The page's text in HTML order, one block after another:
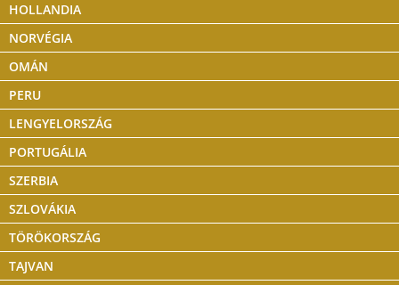
HOLLANDIA
NORVÉGIA
OMÁN
PERU
LENGYELORSZÁG
PORTUGÁLIA
SZERBIA
SZLOVÁKIA
TÖRÖKORSZÁG
TAJVAN